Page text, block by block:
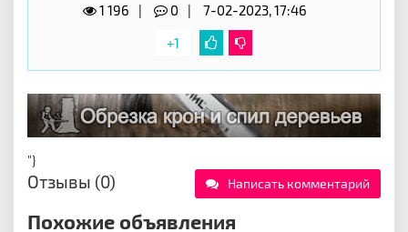
1 196 0
7-02-2023, 17:46
+1
"}
Отзывы (0) Написать комментарий
Похожие объявления